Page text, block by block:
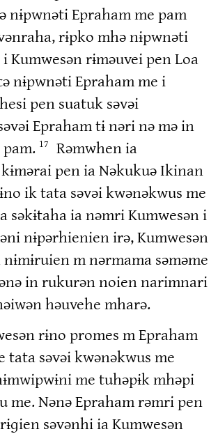
nɨpwnəti Epraham me pam
rɨpko mhə nɨpwnəti
Kumwesən rɨməuvei pen Loa
nɨpwnəti Epraham me i
pen suatuk səvəi
Epraham tɨ nəri nə mə in
17
Rəmwhen ia
pen ia Nəkukuə Ikinan
ik tata səvəi kwənəkwus me
səkɨtaha ia nəmri Kumwesən i
nɨpərhienien irə, Kumwesən
m nərmama səməme
in rukurən noien narimnari
həuvehe mharə.
rɨno promes m Epraham
tata səvəi kwənəkwus me
me tuhəpɨk mhəpi
me. Nənə Epraham rəmri pen
səvənhi ia Kumwesən